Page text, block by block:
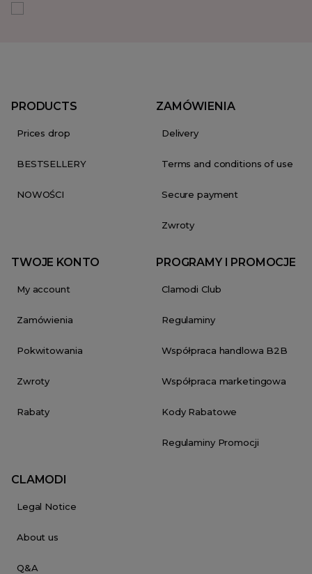
PRODUCTS
Prices drop
BESTSELLERY
NOWOŚCI
ZAMÓWIENIA
Delivery
Terms and conditions of use
Secure payment
Zwroty
TWOJE KONTO
My account
Zamówienia
Pokwitowania
Zwroty
Rabaty
PROGRAMY I PROMOCJE
Clamodi Club
Regulaminy
Współpraca handlowa B2B
Współpraca marketingowa
Kody Rabatowe
Regulaminy Promocji
CLAMODI
Legal Notice
About us
Q&A